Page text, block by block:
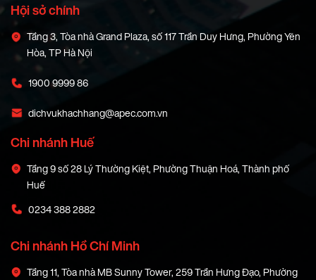
Hội sở chính
Tầng 3, Tòa nhà Grand Plaza, số 117 Trần Duy Hưng, Phường Yên
Hòa, TP Hà Nội
1900 9999 86
dichvukhachhang@apec.com.vn
Chi nhánh Huế
Tầng 9 số 28 Lý Thường Kiệt, Phường Thuận Hoá, Thành phố
Huế
0234 388 2882
Chi nhánh Hồ Chí Minh
Tầng 11, Tòa nhà MB Sunny Tower, 259 Trần Hưng Đạo, Phường